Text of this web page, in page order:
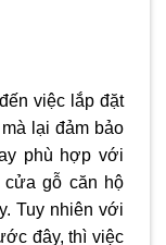
việc lắp đặt
lại đảm bảo
phù hợp với
gỗ căn hộ
Tuy nhiên với
đây, thì việc